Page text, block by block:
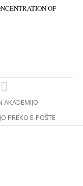
AKADEMIJO
PREKO E-POŠTE